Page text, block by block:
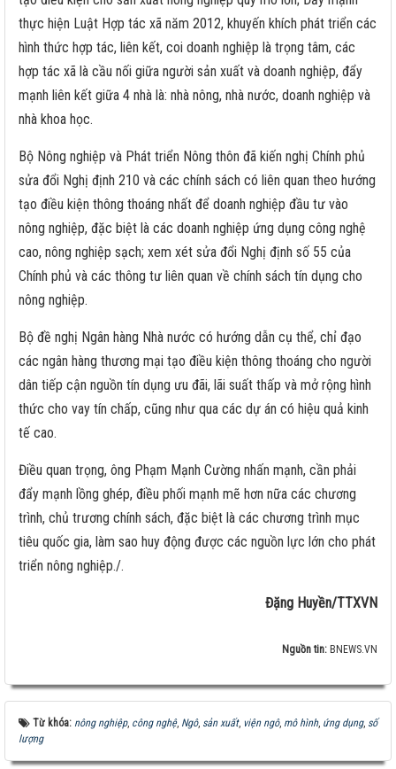
thực hiện Luật Hợp tác xã năm 2012, khuyến khích phát triển các
hình thức hợp tác, liên kết, coi doanh nghiệp là trọng tâm, các
hợp tác xã là cầu nối giữa người sản xuất và doanh nghiệp, đẩy
mạnh liên kết giữa 4 nhà là: nhà nông, nhà nước, doanh nghiệp và
nhà khoa học.
Bộ Nông nghiệp và Phát triển Nông thôn đã kiến nghị Chính phủ
sửa đổi Nghị định 210 và các chính sách có liên quan theo hướng
tạo điều kiện thông thoáng nhất để doanh nghiệp đầu tư vào
nông nghiệp, đặc biệt là các doanh nghiệp ứng dụng công nghệ
cao, nông nghiệp sạch; xem xét sửa đổi Nghị định số 55 của
Chính phủ và các thông tư liên quan về chính sách tín dụng cho
nông nghiệp.
Bộ đề nghị Ngân hàng Nhà nước có hướng dẫn cụ thể, chỉ đạo
các ngân hàng thương mại tạo điều kiện thông thoáng cho người
dân tiếp cận nguồn tín dụng ưu đãi, lãi suất thấp và mở rộng hình
thức cho vay tín chấp, cũng như qua các dự án có hiệu quả kinh
tế cao.
Điều quan trọng, ông Phạm Mạnh Cường nhấn mạnh, cần phải
đẩy mạnh lồng ghép, điều phối mạnh mẽ hơn nữa các chương
trình, chủ trương chính sách, đặc biệt là các chương trình mục
tiêu quốc gia, làm sao huy động được các nguồn lực lớn cho phát
triển nông nghiệp./.
Đặng Huyền/TTXVN
Nguồn tin: BNEWS.VN
Từ khóa: nông nghiệp, công nghệ, Ngô, sản xuất, viện ngô, mô hình, ứng dụng, số
lượng